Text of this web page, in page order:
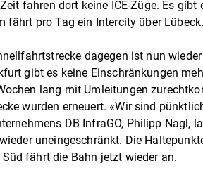
fahren dort keine ICE-Züge. Es gibt
fährt pro Tag ein Intercity über Lübeck.
dagegen ist nun
gibt es keine Einschränkungen
lang mit Umleitungen
wurden erneuert. «Wir sind
DB InfraGO, Philipp Nagl,
uneingeschränkt. Die
fährt die Bahn jetzt wieder an.